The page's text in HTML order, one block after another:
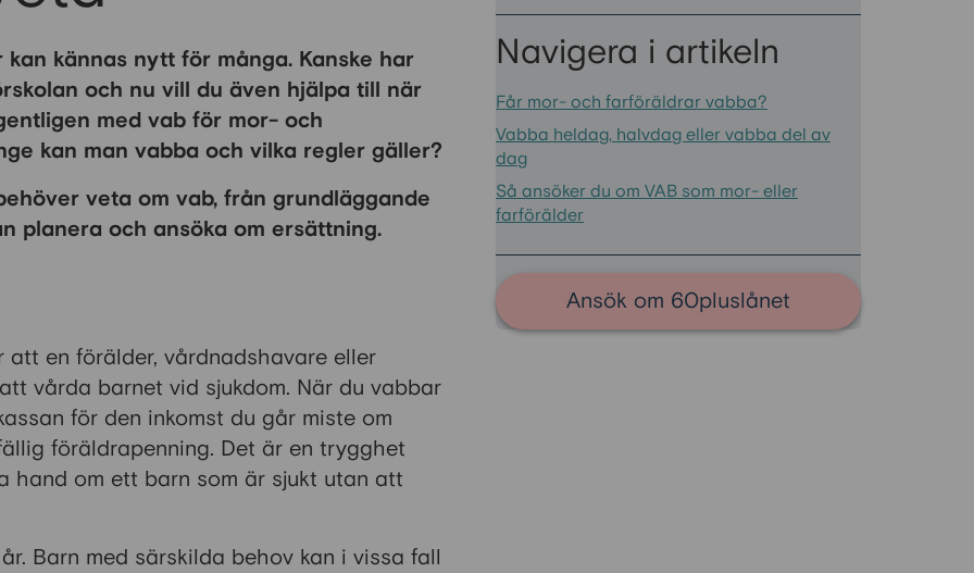
kännas nytt för många. Kanske har
och nu vill du även hjälpa till när
med vab för mor- och
kan man vabba och vilka regler gäller?
veta om vab, från grundläggande
planera och ansöka om ersättning.
en förälder, vårdnadshavare eller
vårda barnet vid sjukdom. När du vabbar
för den inkomst du går miste om
föräldrapenning. Det är en trygghet
hand om ett barn som är sjukt utan att
Barn med särskilda behov kan i vissa fall
Navigera i artikeln
Får mor- och farföräldrar vabba?
Vabba heldag, halvdag eller vabba del av
dag
Så ansöker du om VAB som mor- eller
farförälder
Ansök om 60pluslånet